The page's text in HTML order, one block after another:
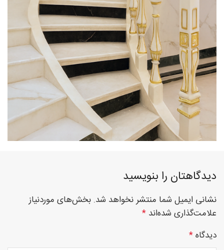
نرده
های
چوبی
منبت
سی ان
دیدگاهتان را بنویسید
نشانی ایمیل شما منتشر نخواهد شد. بخش‌های موردنیاز
علامت‌گذاری شده‌اند *
دیدگاه*